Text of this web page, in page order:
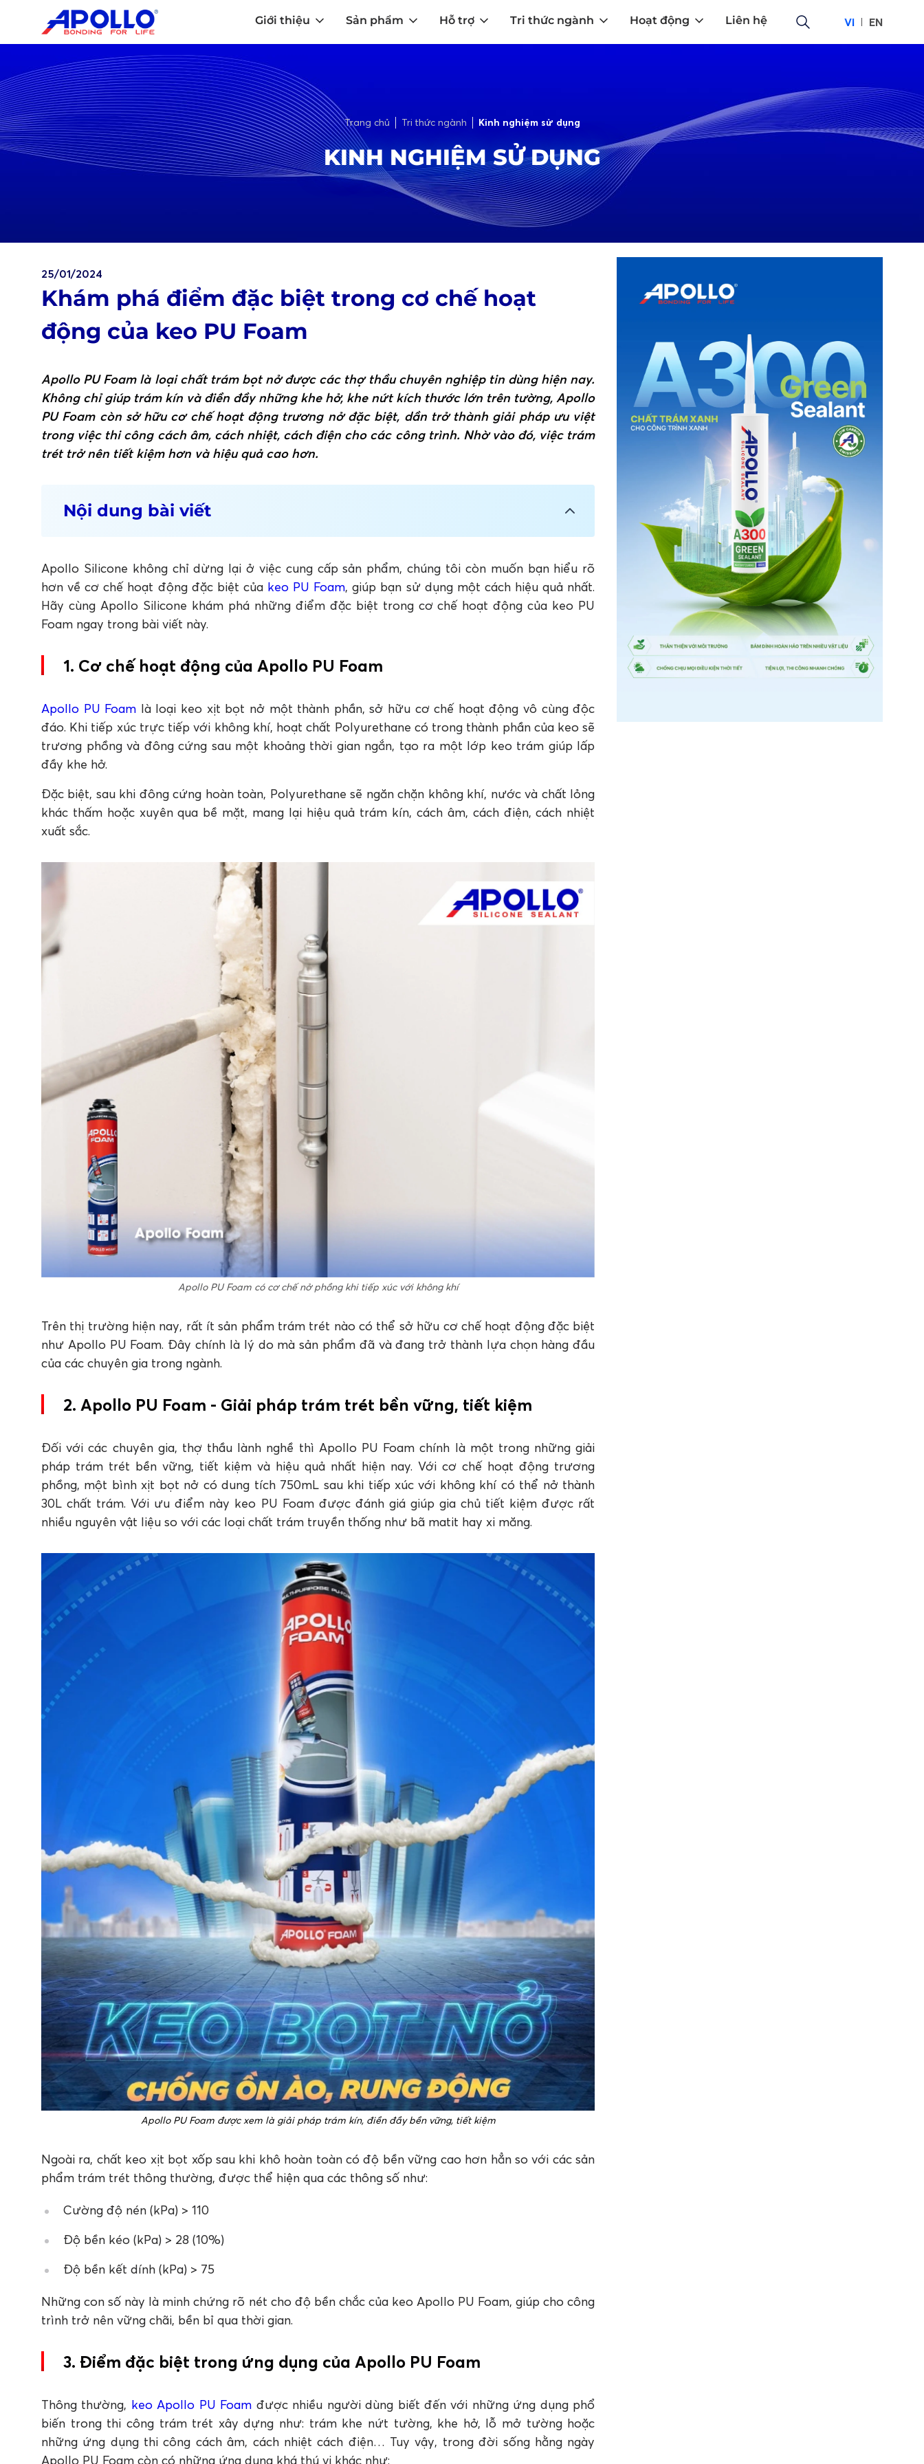
Giới thiệu Sản phẩm Hỗ trợ Tri thức ngành Hoạt động Liên hệ VI EN
Trang chủ Tri thức ngành Kinh nghiệm sử dụng
KINH NGHIỆM SỬ DỤNG
25/01/2024
Khám phá điểm đặc biệt trong cơ chế hoạt
động của keo PU Foam
Apollo PU Foam là loại chất trám bọt nở được các thợ thầu chuyên nghiệp tin dùng hiện nay.
Không chỉ giúp trám kín và điền đầy những khe hở, khe nứt kích thước lớn trên tường, Apollo
PU Foam còn sở hữu cơ chế hoạt động trương nở đặc biệt, dần trở thành giải pháp ưu việt
trong việc thi công cách âm, cách nhiệt, cách điện cho các công trình. Nhờ vào đó, việc trám
trét trở nên tiết kiệm hơn và hiệu quả cao hơn.
Nội dung bài viết
1. Cơ chế hoạt động của Apollo PU Foam
3. Điểm đặc biệt trong ứng dụng của Apollo PU Foam
4. Kết luận
FAQ: Câu hỏi thường gặp về điểm đặc biệt trong cơ chế hoạt động của keo Apollo PU
Foam
2. Vì sao keo PU Foam được thợ thầu chuyên nghiệp tin dùng?
3. Một bình keo xịt bọt nở PU Foam có thể nở được bao nhiêu?
5. Keo PU Foam thường được ứng dụng trong những hạng mục nào?
Apollo Silicone không chỉ dừng lại ở việc cung cấp sản phẩm, chúng tôi còn muốn bạn hiểu rõ
hơn về cơ chế hoạt động đặc biệt của keo PU Foam, giúp bạn sử dụng một cách hiệu quả nhất.
Hãy cùng Apollo Silicone khám phá những điểm đặc biệt trong cơ chế hoạt động của keo PU
Foam ngay trong bài viết này.
1. Cơ chế hoạt động của Apollo PU Foam
Apollo PU Foam là loại keo xịt bọt nở một thành phần, sở hữu cơ chế hoạt động vô cùng độc
đáo. Khi tiếp xúc trực tiếp với không khí, hoạt chất Polyurethane có trong thành phần của keo sẽ
trương phồng và đông cứng sau một khoảng thời gian ngắn, tạo ra một lớp keo trám giúp lấp
đầy khe hở.
Đặc biệt, sau khi đông cứng hoàn toàn, Polyurethane sẽ ngăn chặn không khí, nước và chất lỏng
khác thấm hoặc xuyên qua bề mặt, mang lại hiệu quả trám kín, cách âm, cách điện, cách nhiệt
xuất sắc.
Apollo PU Foam có cơ chế nở phồng khi tiếp xúc với không khí
Trên thị trường hiện nay, rất ít sản phẩm trám trét nào có thể sở hữu cơ chế hoạt động đặc biệt
như Apollo PU Foam. Đây chính là lý do mà sản phẩm đã và đang trở thành lựa chọn hàng đầu
của các chuyên gia trong ngành.
2. Apollo PU Foam - Giải pháp trám trét bền vững, tiết kiệm
Đối với các chuyên gia, thợ thầu lành nghề thì Apollo PU Foam chính là một trong những giải
pháp trám trét bền vững, tiết kiệm và hiệu quả nhất hiện nay. Với cơ chế hoạt động trương
phồng, một bình xịt bọt nở có dung tích 750mL sau khi tiếp xúc với không khí có thể nở thành
30L chất trám. Với ưu điểm này keo PU Foam được đánh giá giúp gia chủ tiết kiệm được rất
nhiều nguyên vật liệu so với các loại chất trám truyền thống như bã matit hay xi măng.
Apollo PU Foam được xem là giải pháp trám kín, điền đầy bền vững, tiết kiệm
Ngoài ra, chất keo xịt bọt xốp sau khi khô hoàn toàn có độ bền vững cao hơn hẳn so với các sản
phẩm trám trét thông thường, được thể hiện qua các thông số như:
Cường độ nén (kPa) > 110
Độ bền kéo (kPa) > 28 (10%)
Độ bền kết dính (kPa) > 75
Những con số này là minh chứng rõ nét cho độ bền chắc của keo Apollo PU Foam, giúp cho công
trình trở nên vững chãi, bền bỉ qua thời gian.
3. Điểm đặc biệt trong ứng dụng của Apollo PU Foam
Thông thường, keo Apollo PU Foam được nhiều người dùng biết đến với những ứng dụng phổ
biến trong thi công trám trét xây dựng như: trám khe nứt tường, khe hở, lỗ mở tường hoặc
những ứng dụng thi công cách âm, cách nhiệt cách điện… Tuy vậy, trong đời sống hằng ngày
Apollo PU Foam còn có những ứng dụng khá thú vị khác như: